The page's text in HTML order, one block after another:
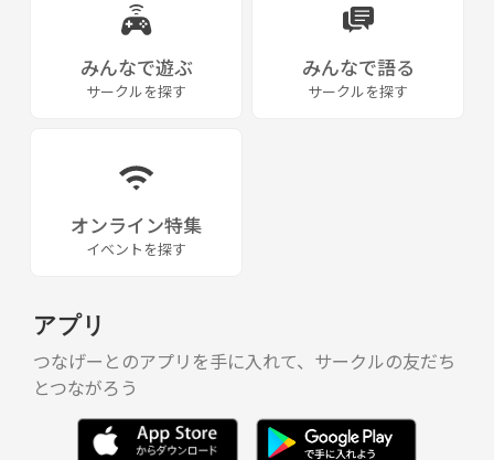
・ニックネーム 【必須】
・年齢性別 【必須】
・簡単なスポーツ経験（種目・歴）【必須】
・連絡可能なメールアドレス 【必須】
または、下記アドレスの「サークルスクエア」という無料のグループ運
当サークルのホームページを作っています。
登録が必要となりますが、そちらの中からも予約できるようにしていま
https://www.c-sqr.net/?iwpass=YlF5g7iyhcyk5wmbIq&c=1
〇消毒スプレー等の準備は予定していますが、それでも体育館内での活
動になる為限界がありますので自己責任でのご参加お願い致します。
みんなで遊ぶ
サークルを探す
みんなで語る
サークルを探す
オンライン特集
イベントを探す
アプリ
つなげーとのアプリを手に入れて、サークルの友だち
とつながろう